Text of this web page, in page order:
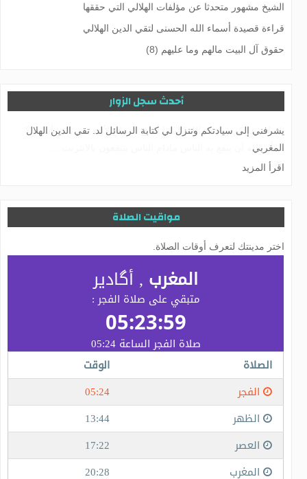
الشيخ مشهور متحدثا عن مؤلفات الهلالي التي حققها
قراءة قصيدة أسماء الله الحسنى لتقي الدين الهلالي
حقوق آل البيت مالهم وما عليهم (8)
أحدث سجل الزوار
يشرفني إلى سيادتكم وتنزل لي كتابة الرسائل لد. تقي الدين الهلال
المغربي
اقرأ المزيد
مواقيت الصلاة
اختر مدينتك لتعرف أوقات الصلاة.